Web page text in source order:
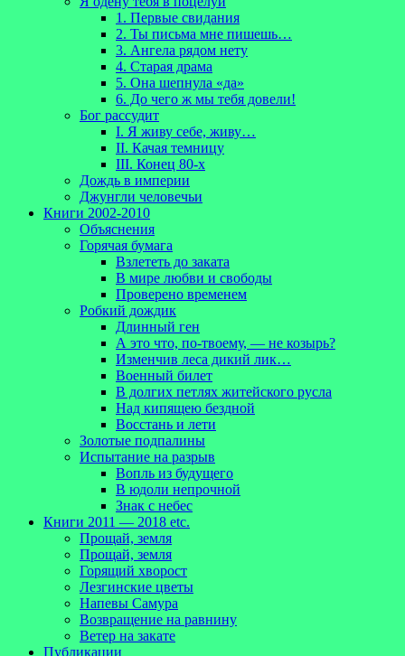
1. Первые свидания
2. Ты письма мне пишешь…
3. Ангела рядом нету
4. Старая драма
5. Она шепнула «да»
6. До чего ж мы тебя довели!
Бог рассудит
I. Я живу себе, живу…
II. Качая темницу
III. Конец 80-х
Дождь в империи
Джунгли человечьи
Книги 2002-2010
Объяснения
Горячая бумага
Взлететь до заката
В мире любви и свободы
Проверено временем
Робкий дождик
Длинный ген
А это что, по-твоему, — не козырь?
Изменчив леса дикий лик…
Военный билет
В долгих петлях житейского русла
Над кипящею бездной
Восстань и лети
Золотые подпалины
Испытание на разрыв
Вопль из будущего
В юдоли непрочной
Знак с небес
Книги 2011 — 2018 etc.
Прощай, земля
Прощай, земля
Горящий хворост
Лезгинские цветы
Напевы Самура
Возвращение на равнину
Ветер на закате
Публикации